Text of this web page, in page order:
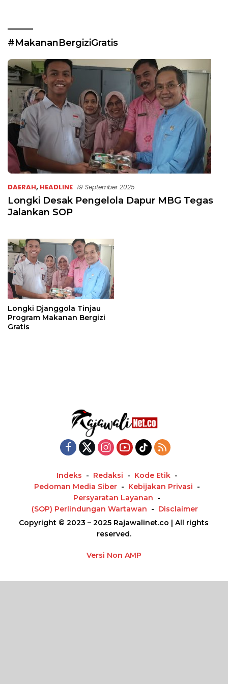
#MakananBergiziGratis
DAERAH, HEADLINE 19 September 2025
Longki Desak Pengelola Dapur MBG Tegas
Jalankan SOP
Longki Djanggola Tinjau
Program Makanan Bergizi
Gratis
Indeks Redaksi
Kode Etik
Pedoman Media Siber
Kebijakan Privasi
Persyaratan Layanan
(SOP) Perlindungan Wartawan
Disclaimer
Copyright © 2023 – 2025 Rajawalinet.co | All rights
reserved.
Versi Non AMP